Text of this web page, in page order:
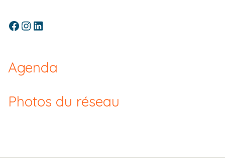
Facebook Instagram LinkedIn
Agenda
Photos du réseau